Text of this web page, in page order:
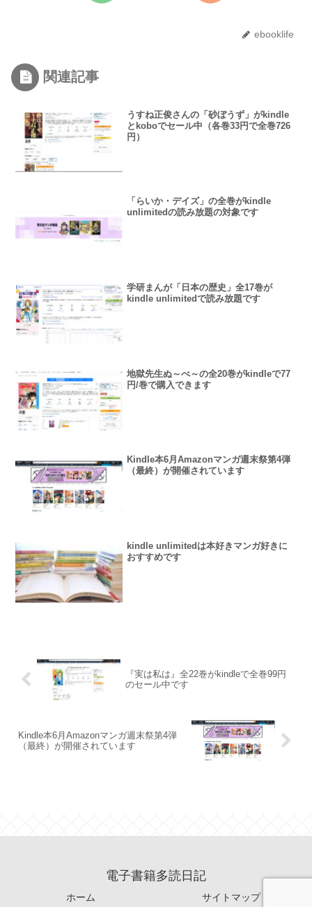
ebooklife
関連記事
うすね正俊さんの「砂ぼうず」がkindle
とkoboでセール中（各巻33円で全巻726
円）
「らいか・デイズ」の全巻がkindle
unlimitedの読み放題の対象です
学研まんが「日本の歴史」全17巻が
kindle unlimitedで読み放題です
地獄先生ぬ～べ～の全20巻がkindleで77
円/巻で購入できます
Kindle本6月Amazonマンガ週末祭第4弾
（最終）が開催されています
kindle unlimitedは本好きマンガ好きに
おすすめです
『実は私は』全22巻がkindleで全巻99円
のセール中です
Kindle本6月Amazonマンガ週末祭第4弾
（最終）が開催されています
電子書籍多読日記
ホーム サイトマップ